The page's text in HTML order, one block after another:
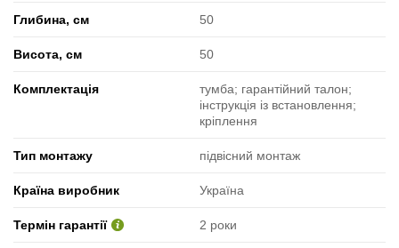
Глибина, см 50
Висота, см 50
Комплектація
тумба; гарантійний талон;
інструкція із встановлення;
кріплення
Тип монтажу підвісний монтаж
Країна виробник Україна
Термін гарантії 2 роки